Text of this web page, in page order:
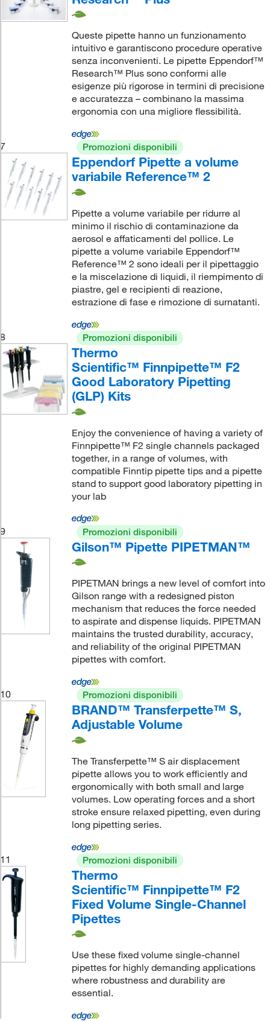
Queste pipette hanno un funzionamento
intuitivo e garantiscono procedure operative
senza inconvenienti. Le pipette Eppendorf™
Research™ Plus sono conformi alle
esigenze più rigorose in termini di precisione
e accuratezza – combinano la massima
ergonomia con una migliore flessibilità.
7 Promozioni disponibili
Eppendorf Pipette a volume
variabile Reference™ 2
Pipette a volume variabile per ridurre al
minimo il rischio di contaminazione da
aerosol e affaticamenti del pollice. Le
pipette a volume variabile Eppendorf™
Reference™ 2 sono ideali per il pipettaggio
e la miscelazione di liquidi, il riempimento di
piastre, gel e recipienti di reazione,
estrazione di fase e rimozione di surnatanti.
8 Promozioni disponibili
Thermo
Scientific™ Finnpipette™ F2
Good Laboratory Pipetting
(GLP) Kits
Enjoy the convenience of having a variety of
Finnpipette™ F2 single channels packaged
together, in a range of volumes, with
compatible Finntip pipette tips and a pipette
stand to support good laboratory pipetting in
your lab
9 Promozioni disponibili
Gilson™ Pipette PIPETMAN™
PIPETMAN brings a new level of comfort into
Gilson range with a redesigned piston
mechanism that reduces the force needed
to aspirate and dispense liquids. PIPETMAN
maintains the trusted durability, accuracy,
and reliability of the original PIPETMAN
pipettes with comfort.
10 Promozioni disponibili
BRAND™ Transferpette™ S,
Adjustable Volume
The Transferpette™ S air displacement
pipette allows you to work efficiently and
ergonomically with both small and large
volumes. Low operating forces and a short
stroke ensure relaxed pipetting, even during
long pipetting series.
11 Promozioni disponibili
Thermo
Scientific™ Finnpipette™ F2
Fixed Volume Single-Channel
Pipettes
Use these fixed volume single-channel
pipettes for highly demanding applications
where robustness and durability are
essential.